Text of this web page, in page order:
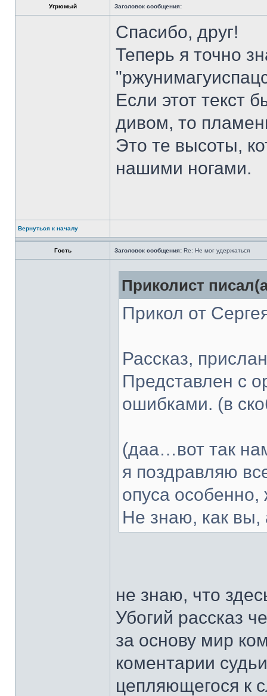
Угрюмый Заголовок сообщения:
Спасибо, друг!
Теперь я точно
Если этот текст
дивом, то
Это те высоты,
нашими ногами.
Вернуться к началу
Гость Заголовок сообщения: Re: Не мог удержаться
Приколист
Прикол от
Рассказ,
Представлен с
ошибками. (в
(даа…вот так
я поздравляю
опуса
Не знаю, как вы,
не знаю, что
Убогий рассказ
за основу мир
коментарии
цепляющегося к